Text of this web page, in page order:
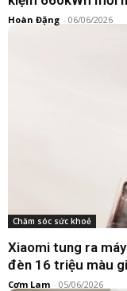
Xiaomi tung ra
nghệ chiếu tiến
Hoàn Đặng - 06/06/2026
Chăm sóc sức khoẻ
Xiaomi tung ra
đèn 16 triệu màu
Cơm Lam - 05/06/2026